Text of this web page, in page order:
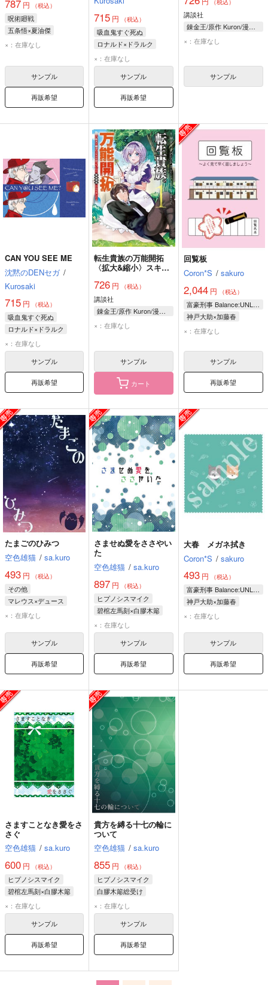
787 円 （税込）
呪術廻戦
五条悟×夏油傑
×：在庫なし
サンプル
再販希望
715 円 （税込）
吸血鬼すぐ死ぬ
ロナルド×ドラルク
ロナルド
×：在庫なし
サンプル
再販希望
（税込）
講談社
錬金王/原作 Kuron/漫画 るれくちぇ/構成 成瀬ちさと/キャラクター原案
×：在庫なし
サンプル
CAN YOU SEE ME
沈黙のDENセガ /
Kurosaki
715 円 （税込）
吸血鬼すぐ死ぬ
ロナルド×ドラルク
ロナルド
×：在庫なし
サンプル
再販希望
転生貴族の万能開拓
〈拡大&縮小〉スキル
地になりました 1
726 円 （税込）
講談社
錬金王/原作 Kuron/漫画 るれくちぇ/構成 成瀬ちさと/キャラクター原案
×：在庫なし
サンプル
カート
回覧板
Coron*S / sakuro
2,044円 （税込）
富豪刑事 Balance:UNLIMITED
神戸大助×加藤春
加藤春
神戸大助
×：在庫なし
サンプル
再販希望
たまごのひみつ
空色雄猫 / sa.kuro
493 円 （税込）
その他
マレウス×デュース
×：在庫なし
サンプル
再販希望
さませぬ愛をささやい
た
空色雄猫 / sa.kuro
897 円 （税込）
ヒプノシスマイク
碧棺左馬刻×白膠木簓
碧棺左馬刻
×：在庫なし
サンプル
再販希望
大春 メガネ拭き
Coron*S / sakuro
493円 （税込）
富豪刑事 Balance:UNLIMITED
神戸大助×加藤春
神戸大助
×：在庫なし
サンプル
再販希望
さますことなき愛をさ
さぐ
空色雄猫 / sa.kuro
600 円 （税込）
ヒプノシスマイク
碧棺左馬刻×白膠木簓
碧棺左馬刻
×：在庫なし
サンプル
再販希望
貴方を縛る十七の輪に
ついて
空色雄猫 / sa.kuro
855 円 （税込）
ヒプノシスマイク
白膠木簓総受け
白膠木簓
×：在庫なし
サンプル
再販希望